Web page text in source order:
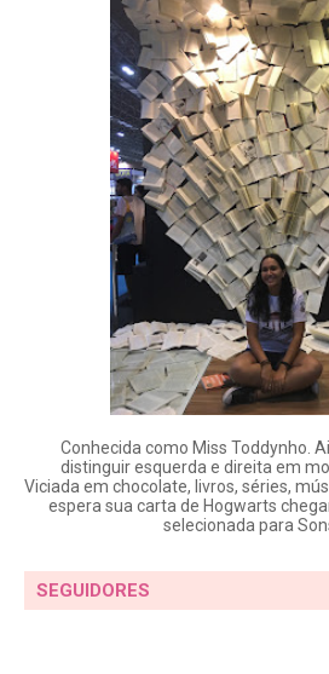
Conhecida como Miss Toddynho.
distinguir esquerda e direita em
Viciada em chocolate, livros, séries,
espera sua carta de Hogwarts
selecionada para
SEGUIDORES